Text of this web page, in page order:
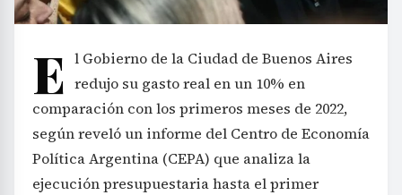
E l Gobierno de la Ciudad de Buenos Aires
redujo su gasto real en un 10% en
comparación con los primeros meses de 2022,
según reveló un informe del Centro de Economía
Política Argentina (CEPA) que analiza la
ejecución presupuestaria hasta el primer